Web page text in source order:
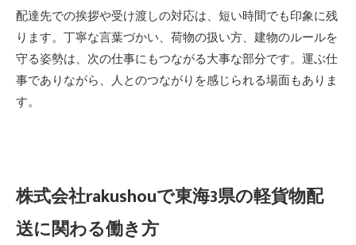
配達先での挨拶や受け渡しの対応は、短い時間でも印象に残
ります。丁寧な言葉づかい、荷物の扱い方、建物のルールを
守る姿勢は、次の仕事にもつながる大事な部分です。運ぶ仕
事でありながら、人とのつながりを感じられる場面もありま
す。
株式会社rakushouで東海3県の軽貨物配
送に関わる働き方